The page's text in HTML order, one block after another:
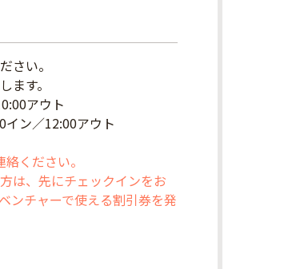
さい。
ます。
アウト
イン／12:00アウト
ください。
は、先にチェックインをお
ンチャーで使える割引券を発